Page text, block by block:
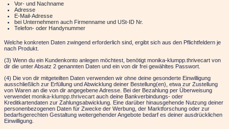
Vor- und Nachname
Adresse
E-Mail-Adresse
bei Unternehmern auch Firmenname und USt-ID Nr.
Telefon- oder Handynummer
Welche konkreten Daten zwingend erforderlich sind, ergibt sich aus den Pflichtfeldern je
nach Produkt.
(3) Wenn du ein Kundenkonto anlegen möchtest, benötigt monika-klumpp.thrivecart von
dir die unter Absatz 2 genannten Daten und ein von dir frei gewähltes Passwort.
(4) Die von dir mitgeteilten Daten verwenden wir ohne deine gesonderte Einwilligung
ausschließlich zur Erfüllung und Abwicklung deiner Bestellung(en), etwa zur Zustellung
von Waren an die von dir angegebene Adresse. Bei der Bezahlung per Überweisung
verwendet monika-klumpp.thrivecart auch deine Bankverbindungs- oder
Kreditkartendaten zur Zahlungsabwicklung. Eine darüber hinausgehende Nutzung deiner
personenbezogenen Daten für Zwecke der Werbung, der Marktforschung oder zur
bedarfsgerechten Gestaltung weitergehender Angebote bedarf es deiner ausdrücklichen
Einwilligung.